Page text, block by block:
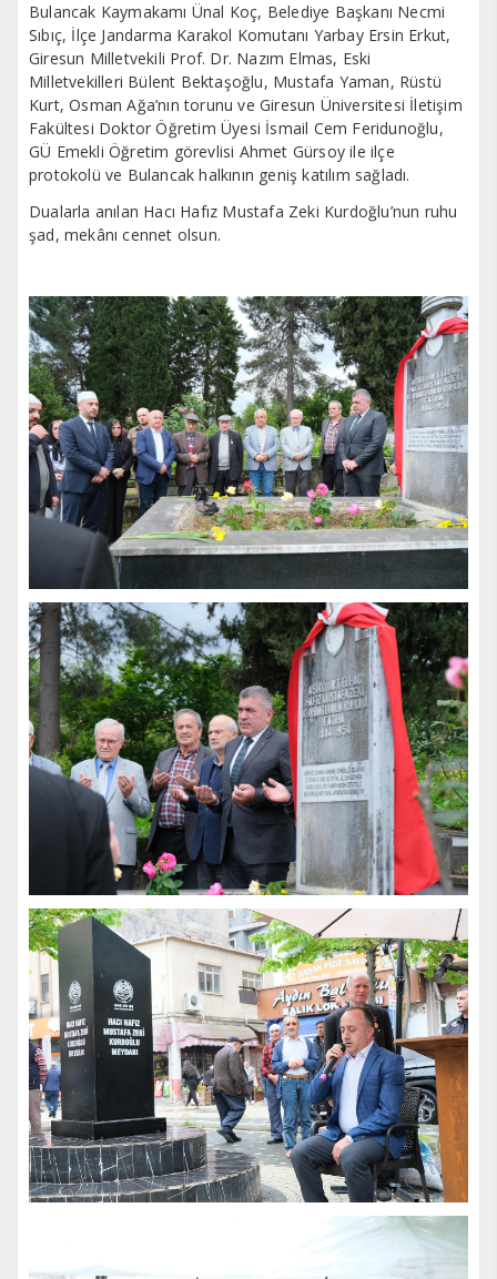
Bulancak Kaymakamı Ünal Koç, Belediye Başkanı Necmi
Sıbıç, İlçe Jandarma Karakol Komutanı Yarbay Ersin Erkut,
Giresun Milletvekili Prof. Dr. Nazım Elmas, Eski
Milletvekilleri Bülent Bektaşoğlu, Mustafa Yaman, Rüstü
Kurt, Osman Ağa’nın torunu ve Giresun Üniversitesi İletişim
Fakültesi Doktor Öğretim Üyesi İsmail Cem Feridunoğlu,
GÜ Emekli Öğretim görevlisi Ahmet Gürsoy ile ilçe
protokolü ve Bulancak halkının geniş katılım sağladı.
Dualarla anılan Hacı Hafız Mustafa Zeki Kurdoğlu’nun ruhu
şad, mekânı cennet olsun.